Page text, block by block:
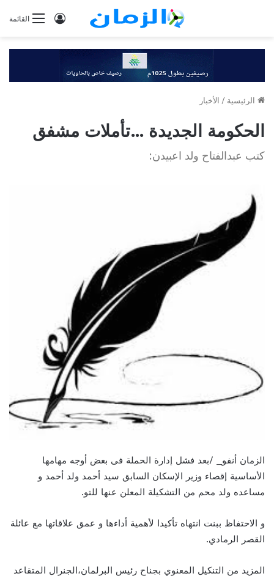
القائمةتسجيل
الرئيسية / الأخبار
الحكومة الجديدة …تأملات مشفق
كتب عبدالفتاح ولد اعبيدن:
الزمان أنفو_ /بعد فشل إدارة الحملة فى بعض أوجه مهامها
الأساسية إقصاء وزير الإسكان السابق سيد أحمد ولد أحمد و
مساعده ولد محم من التشكيلة المعلن عنها للتو.
و الاحتفاظ ببنت انتهاه تأكيدا لأهمية أداءها و عمق علاقاتها مع عائلة
القصر الرمادي.
المزيد من التنكيل المعنوي بجناح رئيس البرلمان،الجنرال المتقاعد